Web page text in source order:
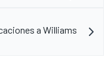
a Williams